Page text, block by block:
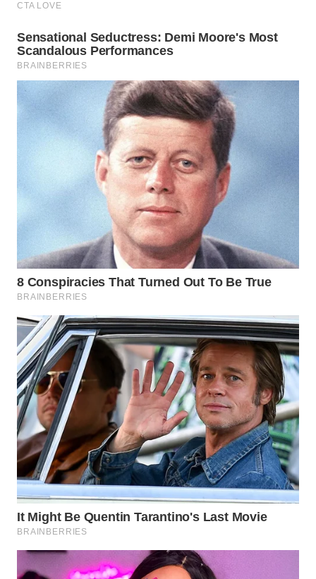
WN
TINGGI
WN
PAKPAK
WN
KARAWANG
WN
DEPOK
WN
TAPANULI
UTARA
WN
SAMOSIR
WN
PADANG
LAWAS
WN
SUMEDANG
WN